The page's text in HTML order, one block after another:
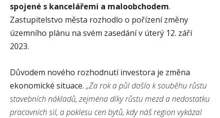
spojené s kancelářemi a maloobchodem.
Zastupitelstvo města rozhodlo o pořízení změny
územního plánu na svém zasedání v úterý 12. září
2023.
Důvodem nového rozhodnutí investora je změna
ekonomické situace. „Za rok a půl došlo k souběhu růstu
stavebních nákladů, zejména díky růstu mezd a nedostatku
pracovních sil, a poklesu cen bytů, kdy náš region vykázal